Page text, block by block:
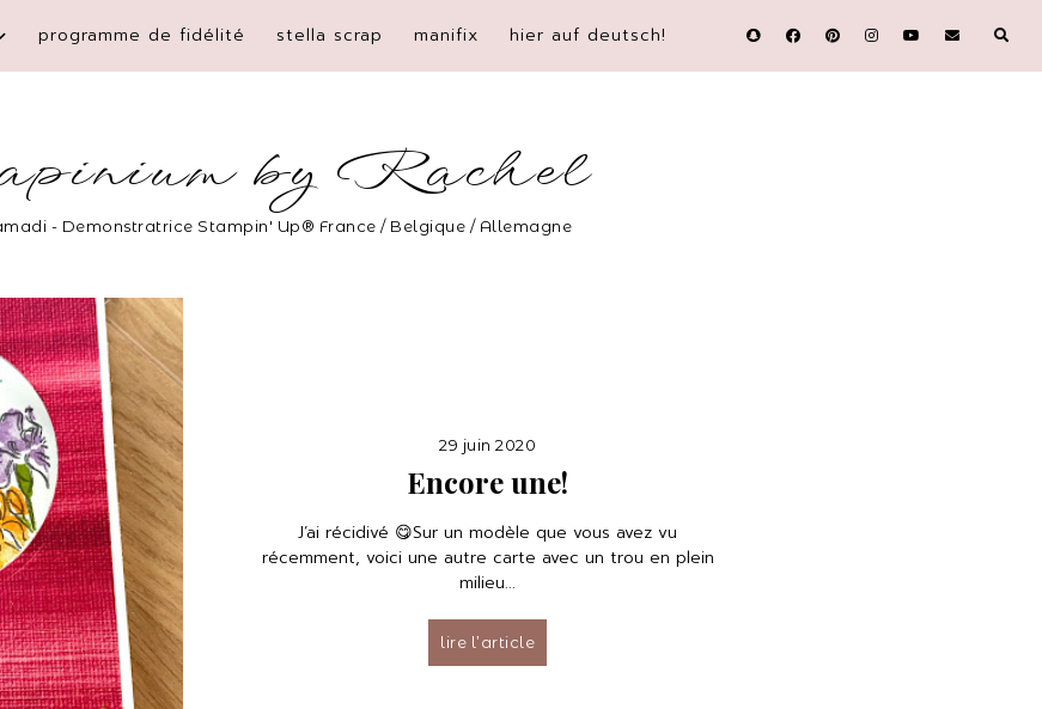
programme de fidélité stella scrap manifix hier auf deutsch!
by Rachel
- Demonstratrice Stampin' Up® France / Belgique / Allemagne
29 juin 2020
Encore une!
J’ai récidivé 😋Sur un modèle que vous avez vu
récemment, voici une autre carte avec un trou en plein
milieu...
lire l’article